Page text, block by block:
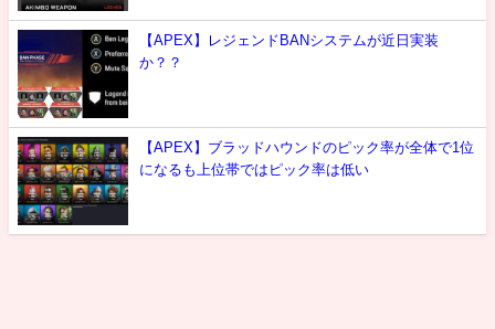
【APEX】レジェンドBANシステムが近日実装
か？？
【APEX】ブラッドハウンドのピック率が全体で1位
になるも上位帯ではピック率は低い